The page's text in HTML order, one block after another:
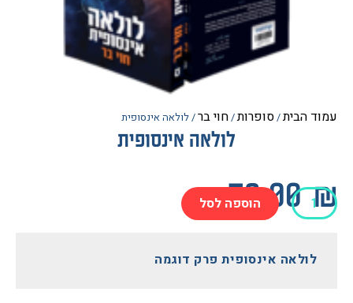
/סופרות/חוי בר/ לולאה אינסופית
לולאה אינסופית
הוספה לסל
אינסופית פרק דוגמה